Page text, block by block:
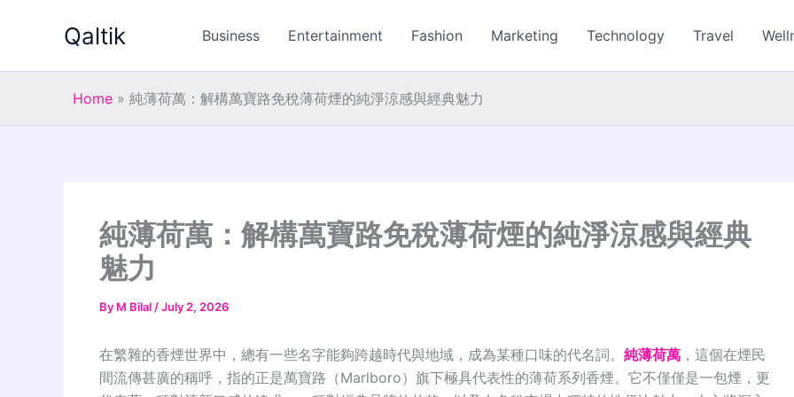
Qaltik Business Entertainment Fashion Marketing Technology Travel
Home » 純薄荷萬：解構萬寶路免稅薄荷煙的純淨涼感與經典魅力
純薄荷萬：解構萬寶路免稅薄荷煙的純淨涼感與經典
魅力
By M Bilal /July 2, 2026
在繁雜的香煙世界中，總有一些名字能夠跨越時代與地域，成為某種口味的代名詞。 純薄荷萬 ，這個在煙民
間流傳甚廣的稱呼，指的正是萬寶路（Marlboro）旗下極具代表性的薄荷系列香煙。它不僅僅是一包煙，更